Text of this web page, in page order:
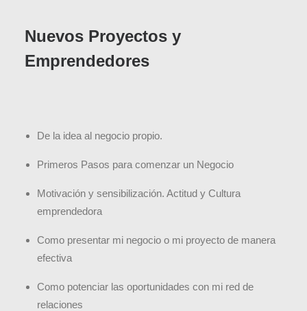
Nuevos Proyectos y
Emprendedores
De la idea al negocio propio.
Primeros Pasos para comenzar un Negocio
Motivación y sensibilización. Actitud y Cultura
emprendedora
Como presentar mi negocio o mi proyecto de manera
efectiva
Como potenciar las oportunidades con mi red de
relaciones